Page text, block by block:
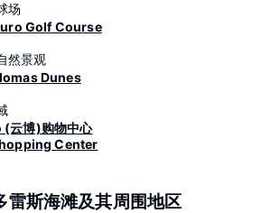
场
Golf Course
然景观
Dunes
云博)购物中心
Center
雷斯海滩及其周围地区